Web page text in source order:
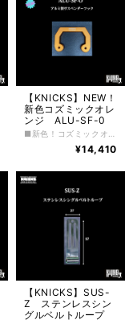
【KNICKS】NEW！
新色コズミックオレ
ンジ ALU-SF-0
¥14,410
【KNICKS】SUS-
Z ステンレスシン
グルベルトループ